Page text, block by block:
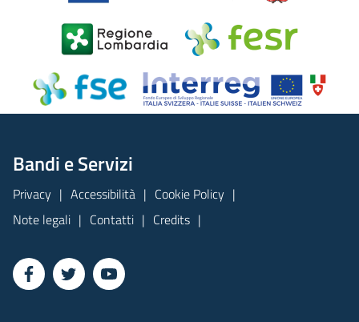
Bandi e Servizi
Privacy Accessibilità
Cookie Policy
Note legali
Contatti Credits